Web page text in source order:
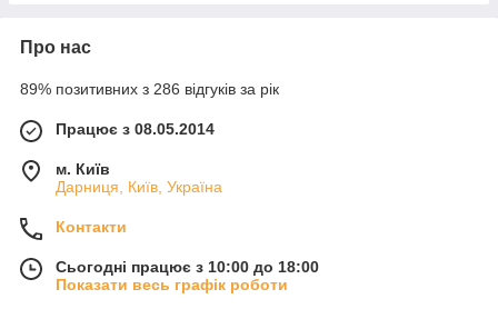
Про нас
89% позитивних з 286 відгуків за рік
Працює з 08.05.2014
м. Київ
Дарниця, Київ, Україна
Контакти
Сьогодні працює з 10:00 до 18:00
Показати весь графік роботи